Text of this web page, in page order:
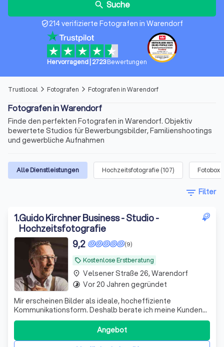
search Suche
verified_user214 verifizierte Fotografen in Warendorf
Hervorragend| 2723 Bewertungen
Trustlocal arrow_forward_ios Fotografen arrow_forward_ios Fotografen in Warendorf
Fotografen in Warendorf
Finde den perfekten Fotografen in Warendorf. Objektiv
bewertete Studios für Bewerbungsbilder, Familienshootings
und gewerbliche Aufnahmen
Alle Dienstleistungen Hochzeitsfotografie (107) Fotobox
filter_list Filter
1.Guido Kirchner Business - Studio -
Hochzeitsfotografie
local_offer Kostenlose Erstberatung
(9)
9,2
Mir erscheinen Bilder als ideale, hocheffiziente
Kommunikationsform. Deshalb berate ich meine Kunden
auch immer unter diesem Aspekt: Was ist die
Markenbotschaft von Marken wie Opel, Adidas, Santander,
Borussia Dortmund oder Schalke 04, und mit welchem Bild
Angebot
place Velsener Straße 26, Warendorf
timelapse Vor 20 Jahren gegründet